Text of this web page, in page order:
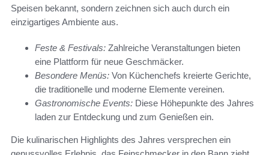
Speisen bekannt, sondern zeichnen sich auch durch ein
einzigartiges Ambiente aus.
Feste & Festivals: Zahlreiche Veranstaltungen bieten
eine Plattform für neue Geschmäcker.
Besondere Menüs: Von Küchenchefs kreierte Gerichte,
die traditionelle und moderne Elemente vereinen.
Gastronomische Events: Diese Höhepunkte des Jahres
laden zur Entdeckung und zum Genießen ein.
Die kulinarischen Highlights des Jahres versprechen ein